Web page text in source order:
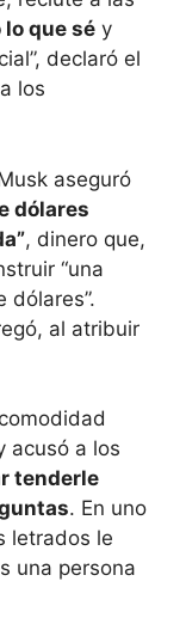
que sé y
declaró el
los
aseguró
dólares
, dinero que,
“una
dólares”.
al atribuir
acusó a los
tenderle
. En uno
letrados le
una persona